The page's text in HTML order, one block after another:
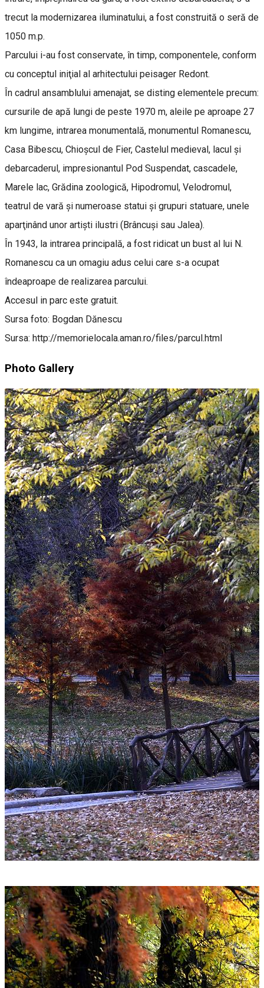
trecut la modernizarea iluminatului, a fost construită o seră de
1050 m.p.
Parcului i-au fost conservate, în timp, componentele, conform
cu conceptul iniţial al arhitectului peisager Redont.
În cadrul ansamblului amenajat, se disting elementele precum:
cursurile de apă lungi de peste 1970 m, aleile pe aproape 27
km lungime, intrarea monumentală, monumentul Romanescu,
Casa Bibescu, Chioşcul de Fier, Castelul medieval, lacul şi
debarcaderul, impresionantul Pod Suspendat, cascadele,
Marele lac, Grădina zoologică, Hipodromul, Velodromul,
teatrul de vară şi numeroase statui şi grupuri statuare, unele
aparţinând unor artişti ilustri (Brâncuşi sau Jalea).
În 1943, la intrarea principală, a fost ridicat un bust al lui N.
Romanescu ca un omagiu adus celui care s-a ocupat
îndeaproape de realizarea parcului.
Accesul in parc este gratuit.
Sursa foto: Bogdan Dănescu
Sursa: http://memorielocala.aman.ro/files/parcul.html
Photo Gallery